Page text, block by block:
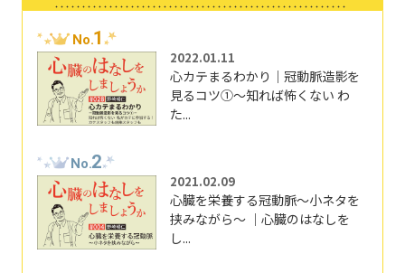
No.1
2022.01.11
心カテまるわかり｜冠動脈造影を
見るコツ①～知れば怖くない わ
た...
No.2
2021.02.09
心臓を栄養する冠動脈～小ネタを
挟みながら～ ｜心臓のはなしを
し...